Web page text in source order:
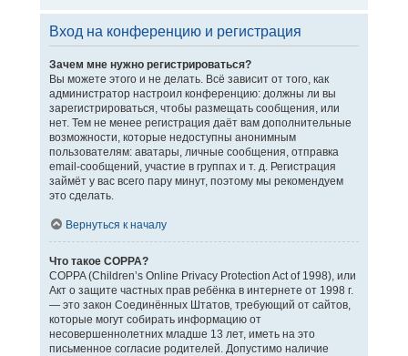
Вход на конференцию и регистрация
Зачем мне нужно регистрироваться?
Вы можете этого и не делать. Всё зависит от того, как
администратор настроил конференцию: должны ли вы
зарегистрироваться, чтобы размещать сообщения, или
нет. Тем не менее регистрация даёт вам дополнительные
возможности, которые недоступны анонимным
пользователям: аватары, личные сообщения, отправка
email-сообщений, участие в группах и т. д. Регистрация
займёт у вас всего пару минут, поэтому мы рекомендуем
это сделать.
Вернуться к началу
Что такое COPPA?
COPPA (Children’s Online Privacy Protection Act of 1998), или
Акт о защите частных прав ребёнка в интернете от 1998 г.
— это закон Соединённых Штатов, требующий от сайтов,
которые могут собирать информацию от
несовершеннолетних младше 13 лет, иметь на это
письменное согласие родителей. Допустимо наличие